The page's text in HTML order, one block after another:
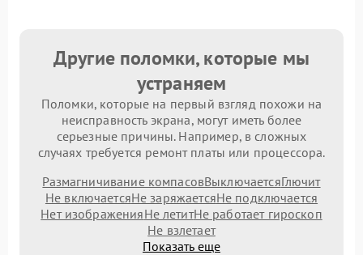
Другие поломки, которые мы
устраняем
Поломки, которые на первый взгляд похожи на
неисправность экрана, могут иметь более
серьезные причины. Например, в сложных
случаях требуется ремонт платы или процессора.
Размагничивание компасовВыключаетсяГлючит
Не включаетсяНе заряжаетсяНе подключается
Нет изображенияНе летитНе работает гироскоп
Не взлетает
Показать еще